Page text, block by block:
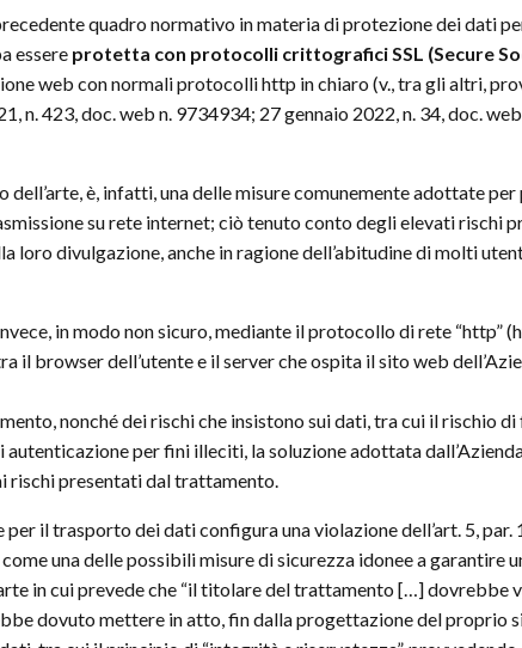
quadro normativo in materia di protezione dei dati
essere protetta con protocolli crittografici SSL (Secure
web con normali protocolli http in chiaro (v., tra gli altri,
n. 423, doc. web n. 9734934; 27 gennaio 2022, n. 34, doc.
è, infatti, una delle misure comunemente adottate
su rete internet; ciò tenuto conto degli elevati rischi
loro divulgazione, anche in ragione dell’abitudine di molti
in modo non sicuro, mediante il protocollo di rete
il browser dell’utente e il server che ospita il sito web
nonché dei rischi che insistono sui dati, tra cui il rischio
per fini illeciti, la soluzione adottata
rischi presentati dal trattamento.
il trasporto dei dati configura una violazione dell’art. 5, par.
una delle possibili misure di sicurezza idonee a garantire
in cui prevede che “il titolare del trattamento […]
dovuto mettere in atto, fin dalla progettazione del proprio